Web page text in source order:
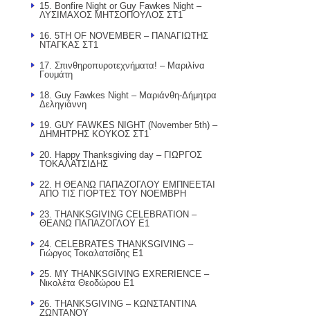
15. Bonfire Night or Guy Fawkes Night –
ΛΥΣΙΜΑΧΟΣ ΜΗΤΣΟΠΟΥΛΟΣ ΣΤ1
16. 5TH OF NOVEMBER – ΠΑΝΑΓΙΩΤΗΣ
ΝΤΑΓΚΑΣ ΣΤ1
17. Σπινθηροπυροτεχνήματα! – Μαριλίνα
Γουμάτη
18. Guy Fawkes Night – Μαριάνθη-Δήμητρα
Δεληγιάννη
19. GUY FAWKΕS NIGHT (November 5th) –
ΔΗΜΗΤΡΗΣ ΚΟΥΚΟΣ ΣΤ1
20. Happy Thanksgiving day – ΓΙΩΡΓΟΣ
ΤΟΚΑΛΑΤΣΙΔΗΣ
22. Η ΘΕΑΝΩ ΠΑΠΑΖΟΓΛΟΥ ΕΜΠΝΕΕΤΑΙ
ΑΠΟ ΤΙΣ ΓΙΟΡΤΕΣ ΤΟΥ ΝΟΕΜΒΡΗ
23. THANKSGIVING CELEBRATION –
ΘΕΑΝΩ ΠΑΠΑΖΟΓΛΟΥ Ε1
24. CELEBRATES THANKSGIVING –
Γιώργος Τοκαλατσίδης E1
25. MY THANKSGIVING EXRERIENCE –
Νικολέτα Θεοδώρου Ε1
26. THANΚSGIVING – ΚΩΝΣΤΑΝΤΙΝΑ
ΖΩΝΤΑΝΟΥ